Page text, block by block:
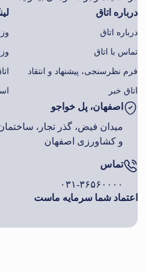
درباره اتاق
درباره اتاق
تماس با اتاق
فرم نظرسنجی، پیشنهاد و انتقاد
اتاق خبر
اصفهان، پل خواجو
میدان فیض، گذر تجار، ساختمان
و کشاورزی اصفهان
تماس
۰۳۱-۳۶۵۶۰۰۰۰
اعتماد شما سرمایه ماست